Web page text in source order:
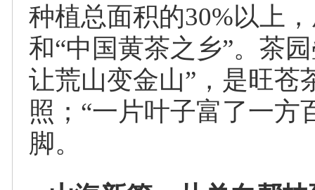
种植总面积的30%以上
和“中国黄茶之乡”。茶
让荒山变金山”，是旺苍
照；“一片叶子富了一方
脚。